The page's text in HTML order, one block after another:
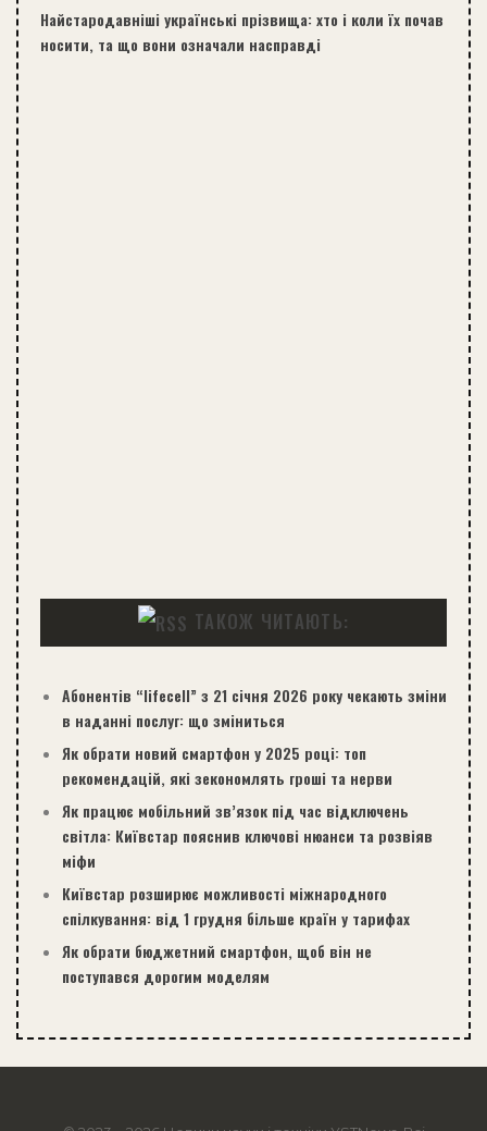
Найстародавніші українські прізвища: хто і коли їх почав
носити, та що вони означали насправді
ТАКОЖ ЧИТАЮТЬ:
Абонентів “lifecell” з 21 січня 2026 року чекають зміни
в наданні послуг: що зміниться
Як обрати новий смартфон у 2025 році: топ
рекомендацій, які зекономлять гроші та нерви
Як працює мобільний зв’язок під час відключень
світла: Київстар пояснив ключові нюанси та розвіяв
міфи
Київстар розширює можливості міжнародного
спілкування: від 1 грудня більше країн у тарифах
Як обрати бюджетний смартфон, щоб він не
поступався дорогим моделям